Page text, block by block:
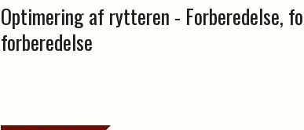
Optimering af rytteren - Forberedelse,
forberedelse